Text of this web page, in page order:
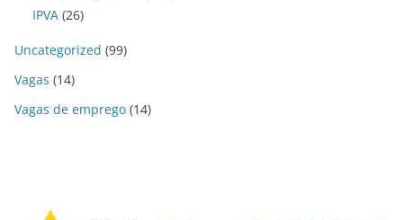
IPVA (26)
Uncategorized (99)
Vagas (14)
Vagas de emprego (14)